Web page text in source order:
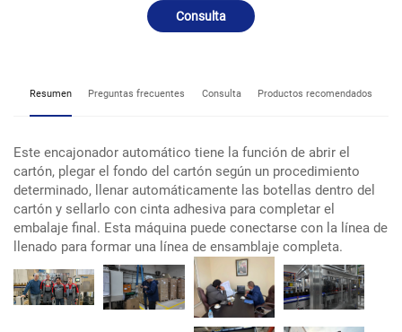
Consulta
Resumen Preguntas frecuentes Consulta Productos recomendados
Este encajonador automático tiene la función de abrir el
cartón, plegar el fondo del cartón según un procedimiento
determinado, llenar automáticamente las botellas dentro del
cartón y sellarlo con cinta adhesiva para completar el
embalaje final. Esta máquina puede conectarse con la línea de
llenado para formar una línea de ensamblaje completa.